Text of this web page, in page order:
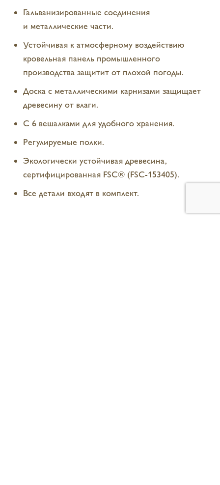
Гальванизированные соединения
и металлические части.
Устойчивая к атмосферному воздействию
кровельная панель промышленного
производства защитит от плохой погоды.
Доска с металлическими карнизами защищает
древесину от влаги.
С 6 вешалками для удобного хранения.
Регулируемые полки.
Экологически устойчивая древесина,
сертифицированная FSC® (FSC-153405).
Все детали входят в комплект.